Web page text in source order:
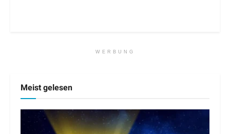
WERBUNG
Meist gelesen